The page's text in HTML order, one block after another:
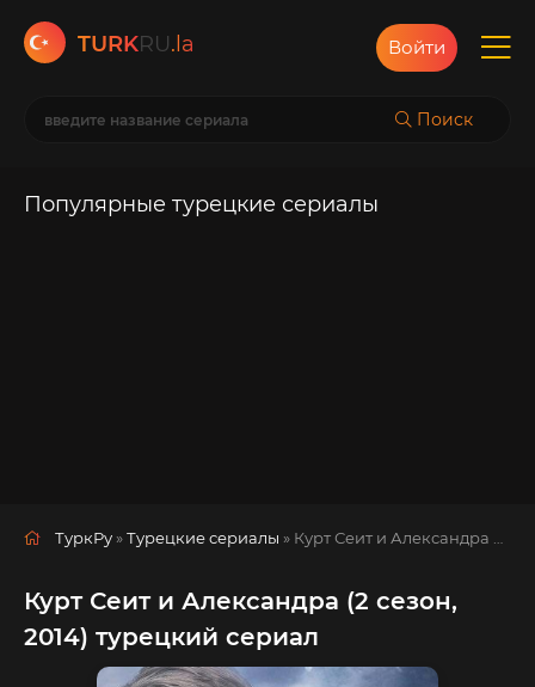
TURKRU.la
Поиск
Войти
Популярные турецкие сериалы
ТуркРу »Турецкие сериалы » Курт Сеит и Александра
Курт Сеит и Александра (2 сезон,
2014) турецкий сериал